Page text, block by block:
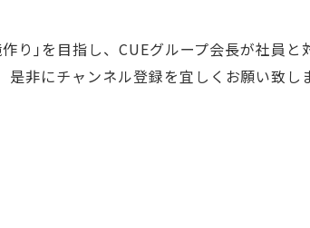
り｣を目指し、CUEグループ会長が社員
非にチャンネル登録を宜しくお願い致し